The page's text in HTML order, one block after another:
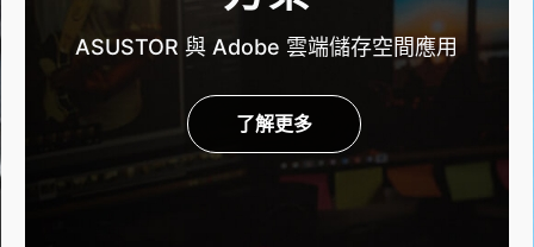
ASUSTOR 與 Adobe 雲端儲存空間應用
了解更多